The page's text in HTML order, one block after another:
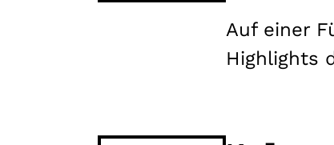
Auf einer
Highlights